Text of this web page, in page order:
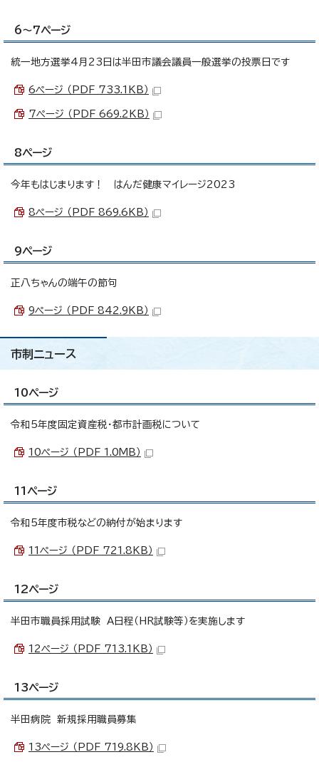
6～7ページ
統一地方選挙4月23日は半田市議会議員一般選挙の投票日です
6ページ （PDF 733.1KB）
7ページ （PDF 669.2KB）
8ページ
今年もはじまります！ はんだ健康マイレージ2023
8ページ （PDF 869.6KB）
9ページ
正八ちゃんの端午の節句
9ページ （PDF 842.9KB）
市制ニュース
10ページ
令和5年度固定資産税・都市計画税について
10ページ （PDF 1.0MB）
11ページ
令和5年度市税などの納付が始まります
11ページ （PDF 721.8KB）
12ページ
半田市職員採用試験 A日程（HR試験等）を実施します
12ページ （PDF 713.1KB）
13ページ
半田病院 新規採用職員募集
13ページ （PDF 719.8KB）